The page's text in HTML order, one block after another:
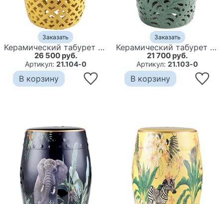
Заказать
Керамический табурет Yellow Ornament Ceramic Stool
26 500 руб.
Артикул: 21.104-0
В корзину
Заказать
Керамический табурет Green Leaves Ceramic Stool
21 700 руб.
Артикул:21.103-0
В корзину